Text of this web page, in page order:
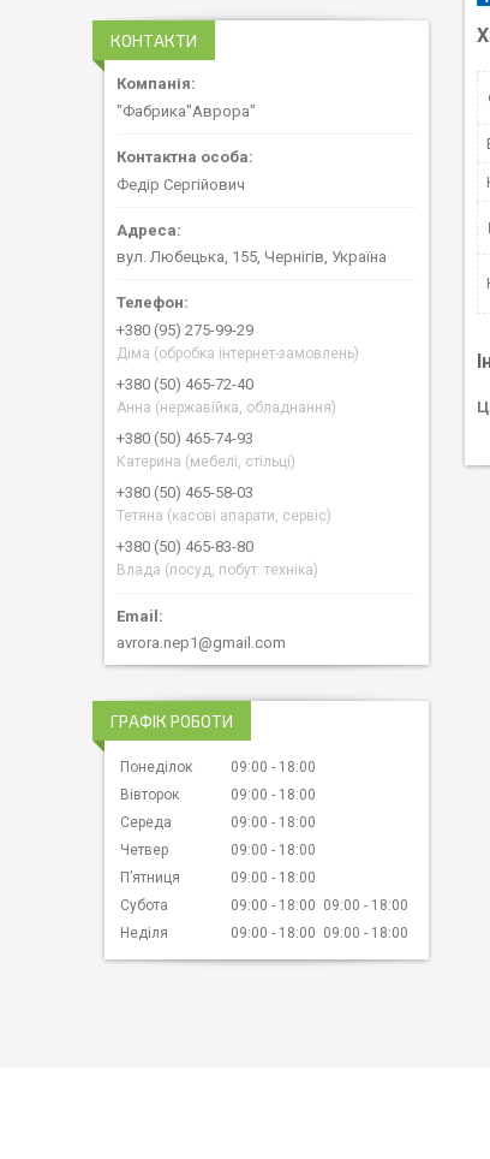
КОНТАКТИ
"Фабрика"Аврора"
Федір Сергійович
вул. Любецька, 155, Чернігів, Україна
+380 (95) 275-99-29
Діма (обробка інтернет-замовлень)
+380 (50) 465-72-40
Анна (нержавійка, обладнання)
+380 (50) 465-74-93
Катерина (мебелі, стільці)
+380 (50) 465-58-03
Тетяна (касові апарати, сервіс)
+380 (50) 465-83-80
Влада (посуд, побут. техніка)
avrora.nep1@gmail.com
ГРАФІК РОБОТИ
Понеділок 09:00
18:00
Вівторок
09:00
18:00
Середа
09:00
18:00
Четвер
09:00
18:00
Пʼятниця
09:00
18:00
Субота
09:00 18:00 09:00
18:00
Неділя
09:00 18:00 09:00 18:00